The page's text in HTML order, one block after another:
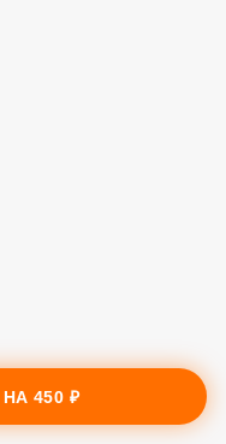
НА450 ₽